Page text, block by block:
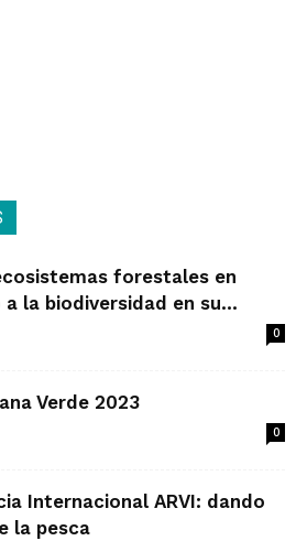
forestales en
la biodiversidad en su...
0
Verde 2023
0
Internacional ARVI: dando
la pesca